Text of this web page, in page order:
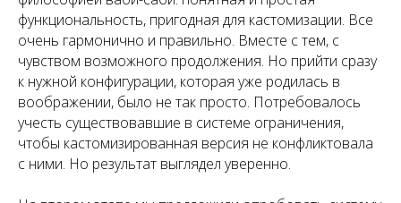
функциональность, пригодная для кастомизации. Все
очень гармонично и правильно. Вместе с тем, с
чувством возможного продолжения. Но прийти сразу
к нужной конфигурации, которая уже родилась в
воображении, было не так просто. Потребовалось
учесть существовавшие в системе ограничения,
чтобы кастомизированная версия не конфликтовала
с ними. Но результат выглядел уверенно.